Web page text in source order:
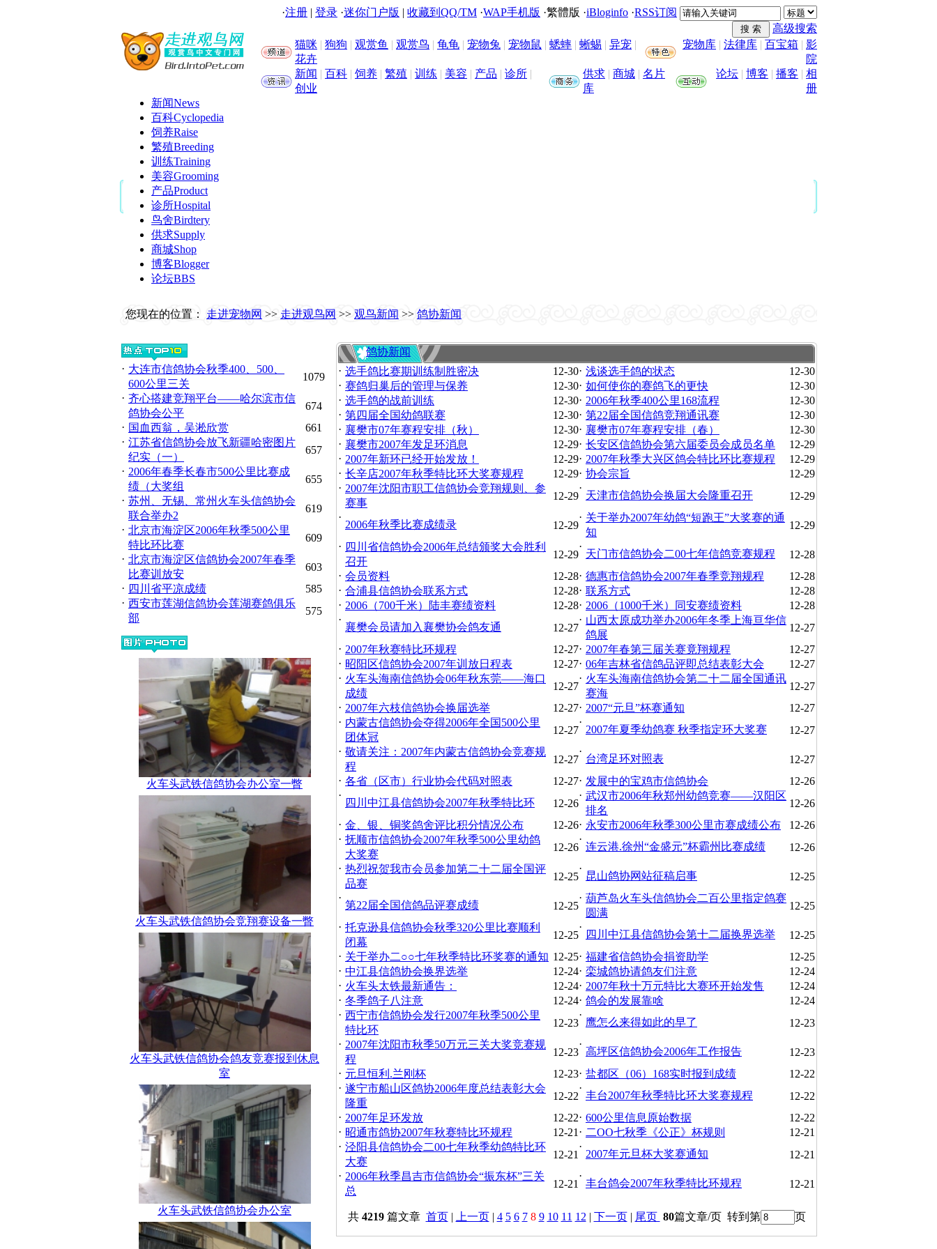
·注册 | 登录 ·迷你门户版 | 收藏到QQ/TM ·WAP手机版 ·繁體版 ·iBloginfo ·RSS订阅
高级搜索
猫咪 | 狗狗 | 观赏鱼 | 观赏鸟 | 龟龟 | 宠物兔 | 宠物鼠 | 蟋蟀 | 蜥蜴 | 异宠 |
花卉
宠物库 | 法律库 | 百宝箱 | 影
院
新闻 | 百科 | 饲养 | 繁殖 | 训练 | 美容 | 产品 | 诊所 |
创业
供求 | 商城 | 名片
库
论坛 | 博客 | 播客 | 相
册
新闻News
百科Cyclopedia
饲养Raise
繁殖Breeding
训练Training
美容Grooming
产品Product
诊所Hospital
鸟舍Birdtery
供求Supply
商城Shop
博客Blogger
论坛BBS
您现在的位置： 走进宠物网 >> 走进观鸟网 >> 观鸟新闻 >> 鸽协新闻
· 大连市信鸽协会秋季400、500、
600公里三关
1079
· 齐心搭建竞翔平台——哈尔滨市信
鸽协会公平
674
· 国血西翁，吴淞欣赏
661
· 江苏省信鸽协会放飞新疆哈密图片
纪实（一）
657
· 2006年春季长春市500公里比赛成
绩（大奖组
655
· 苏州、无锡、常州火车头信鸽协会
联合举办2
619
· 北京市海淀区2006年秋季500公里
特比环比赛
609
· 北京市海淀区信鸽协会2007年春季
比赛训放安
603
· 四川省平凉成绩
585
· 西安市莲湖信鸽协会莲湖赛鸽俱乐
部
575
火车头武铁信鸽协会办公室一瞥
火车头武铁信鸽协会竞翔赛设备一瞥
火车头武铁信鸽协会鸽友竞赛报到休息
室
火车头武铁信鸽协会办公室
鸽协新闻
· 选手鸽比赛期训练制胜密决 12-30· 浅谈选手鸽的状态
12-30
· 赛鸽归巢后的管理与保养 12-30· 如何使你的赛鸽飞的更快
12-30
· 选手鸽的战前训练 12-30· 2006年秋季400公里168流程
12-30
· 第四届全国幼鸽联赛 12-30· 第22届全国信鸽竞翔通讯赛
12-30
· 襄樊市07年赛程安排（秋） 12-30· 襄樊市07年赛程安排（春）
12-30
· 襄樊市2007年发足环消息 12-29· 长安区信鸽协会第六届委员会成员名单
12-29
· 2007年新环已经开始发放！ 12-29· 2007年秋季大兴区鸽会特比环比赛规程
12-29
· 长辛店2007年秋季特比环大奖赛规程 12-29· 协会宗旨
12-29
· 2007年沈阳市职工信鸽协会竞翔规则、参
赛事
12-29
·
天津市信鸽协会换届大会隆重召开
12-29
·
2006年秋季比赛成绩录 12-29
· 关于举办2007年幼鸽“短跑王”大奖赛的通
知
12-29
· 四川省信鸽协会2006年总结颁奖大会胜利
召开
12-29
·
天门市信鸽协会二00七年信鸽竞赛规程
12-28
· 会员资料 12-28· 德惠市信鸽协会2007年春季竞翔规程
12-28
· 合浦县信鸽协会联系方式 12-28· 联系方式
12-28
· 2006（700千米）陆丰赛绩资料 12-28· 2006（1000千米）同安赛绩资料
12-28
·
襄樊会员请加入襄樊协会鸽友通 12-27
· 山西太原成功举办2006年冬季上海亘华信
鸽展
12-27
· 2007年秋赛特比环规程 12-27· 2007年春第三届关赛竟翔规程
12-27
· 昭阳区信鸽协会2007年训放日程表 12-27· 06年吉林省信鸽品评即总结表彰大会
12-27
· 火车头海南信鸽协会06年秋东莞——海口
成绩
12-27
· 火车头海南信鸽协会第二十二届全国通讯
赛海
12-27
· 2007年六枝信鸽协会换届选举 12-27· 2007“元旦”杯赛通知
12-27
· 内蒙古信鸽协会夺得2006年全国500公里
团体冠
12-27
·
2007年夏季幼鸽赛 秋季指定环大奖赛
12-27
· 敬请关注：2007年内蒙古信鸽协会竞赛规
程
12-27
·
台湾足环对照表
12-27
· 各省（区市）行业协会代码对照表 12-27· 发展中的宝鸡市信鸽协会
12-26
·
四川中江县信鸽协会2007年秋季特比环 12-26
· 武汉市2006年秋郑州幼鸽竞赛——汉阳区
排名
12-26
· 金、银、铜奖鸽舍评比积分情况公布 12-26· 永安市2006年秋季300公里市赛成绩公布
12-26
· 抚顺市信鸽协会2007年秋季500公里幼鸽
大奖赛
12-26
·
连云港.徐州“金盛元”杯霸州比赛成绩
12-26
· 热烈祝贺我市会员参加第二十二届全国评
品赛
12-25
·
昆山鸽协网站征稿启事
12-25
·
第22届全国信鸽品评赛成绩 12-25
· 葫芦岛火车头信鸽协会二百公里指定鸽赛
圆满
12-25
· 托克逊县信鸽协会秋季320公里比赛顺利
闭幕
12-25
·
四川中江县信鸽协会第十二届换界选举
12-25
· 关于举办二○○七年秋季特比环奖赛的通知 12-25· 福建省信鸽协会捐资助学
12-25
· 中江县信鸽协会换界选举 12-24· 栾城鸽协请鸽友们注意
12-24
· 火车头太铁最新通告： 12-24· 2007年秋十万元特比大赛环开始发售
12-24
· 冬季鸽子八注意 12-24· 鸽会的发展靠啥
12-24
· 西宁市信鸽协会发行2007年秋季500公里
特比环
12-23
·
鹰怎么来得如此的早了
12-23
· 2007年沈阳市秋季50万元三关大奖竞赛规
程
12-23
·
高坪区信鸽协会2006年工作报告
12-23
· 元旦恒利.兰刚杯 12-23· 盐都区（06）168实时报到成绩
12-22
· 遂宁市船山区鸽协2006年度总结表彰大会
隆重
12-22
·
丰台2007年秋季特比环大奖赛规程
12-22
· 2007年足环发放 12-22· 600公里信息原始数据
12-22
· 昭通市鸽协2007年秋赛特比环规程 12-21 · 二OO七秋季《公正》杯规则
12-21
· 泾阳县信鸽协会二00七年秋季幼鸽特比环
大赛
12-21
·
2007年元旦杯大奖赛通知
12-21
· 2006年秋季昌吉市信鸽协会“振东杯”三关
总
12-21
·
丰台鸽会2007年秋季特比环规程 12-21
共 4219篇文章 首页| 上一页| 4 5 6 7 8 9 10 11 12 | 下一页| 尾页 80篇文章/页 转到第 页